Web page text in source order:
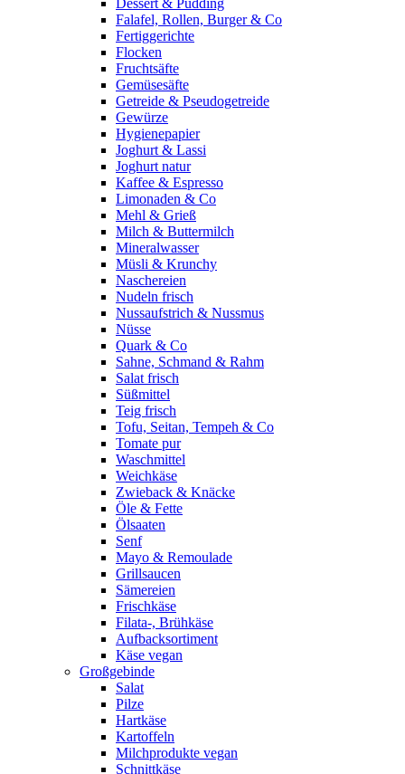
Dessert & Pudding
Falafel, Rollen, Burger & Co
Fertiggerichte
Flocken
Fruchtsäfte
Gemüsesäfte
Getreide & Pseudogetreide
Gewürze
Hygienepapier
Joghurt & Lassi
Joghurt natur
Kaffee & Espresso
Limonaden & Co
Mehl & Grieß
Milch & Buttermilch
Mineralwasser
Müsli & Krunchy
Naschereien
Nudeln frisch
Nussaufstrich & Nussmus
Nüsse
Quark & Co
Sahne, Schmand & Rahm
Salat frisch
Süßmittel
Teig frisch
Tofu, Seitan, Tempeh & Co
Tomate pur
Waschmittel
Weichkäse
Zwieback & Knäcke
Öle & Fette
Ölsaaten
Senf
Mayo & Remoulade
Grillsaucen
Sämereien
Frischkäse
Filata-, Brühkäse
Aufbacksortiment
Käse vegan
Großgebinde
Salat
Pilze
Hartkäse
Kartoffeln
Milchprodukte vegan
Schnittkäse